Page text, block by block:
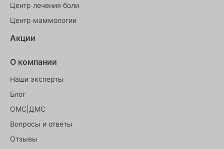
Центр лечения боли
Центр маммологии
Акции
О компании
Наши эксперты
Блог
ОМС|ДМС
Вопросы и ответы
Отзывы